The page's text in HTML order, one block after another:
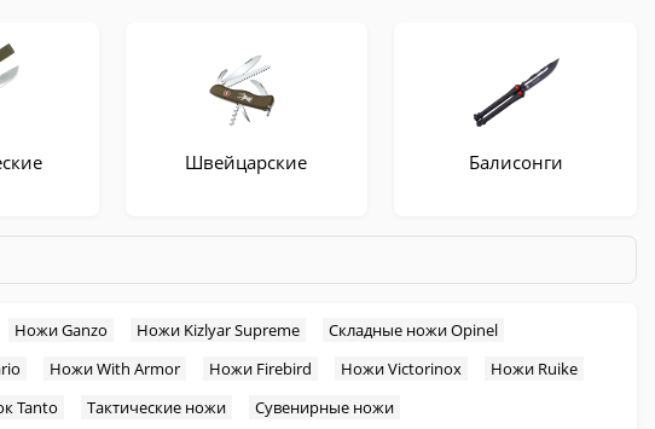
Швейцарские Балисонги
Ножи Ganzo Ножи Kizlyar Supreme
Складные ножи Opinel
Ножи With Armor Ножи Firebird Ножи Victorinox
Ножи Ruike
Tanto Тактические ножи
Сувенирные ножи